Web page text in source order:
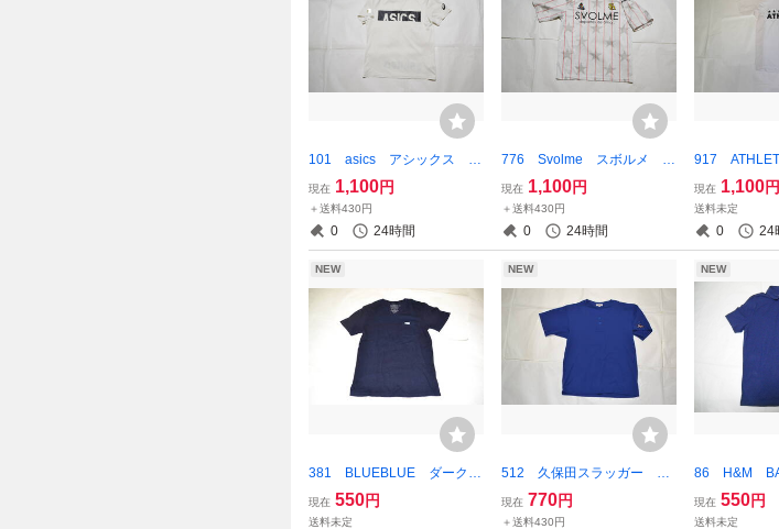
101 asics アシックス 岡
山県 作陽高校 サッカー
部 シャツ 番号入り ホワ
イト Lサイズ
現在 1,100円
＋送料430円
0 24時間
776 Svolme スボルメ プ
ロ野球 パ・リーグ ソフト
バンクホークス コラボ シ
現在 1,100円
＋送料430円
0 24時間
917
ホワイト ト
ア Mサイズ
現在 1,100円
送料未定
0 24
NEW
381 BLUEBLUE ダークネ
イビー VネックTシャツ S
サイズ
現在 550円
送料未定
NEW
512 久保田スラッガー ベ
ースボールシャツ ブルー
Ｌサイズ
現在 770円
＋送料430円
NEW
86 H&M
TTON
ツ Mサイズ
現在 550円
送料未定